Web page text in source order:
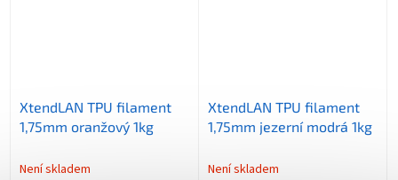
XtendLAN TPU filament
1,75mm oranžový 1kg
Není skladem
XtendLAN TPU filament
1,75mm jezerní modrá 1kg
Není skladem